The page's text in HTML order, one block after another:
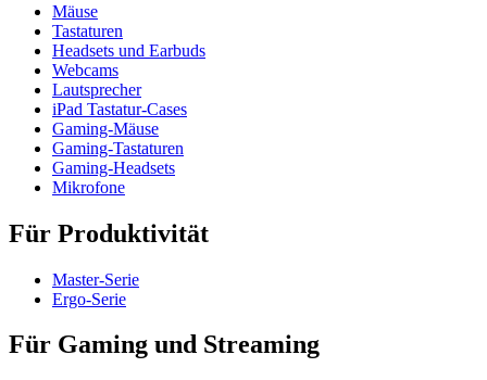
Mäuse
Tastaturen
Headsets und Earbuds
Webcams
Lautsprecher
iPad Tastatur-Cases
Gaming-Mäuse
Gaming-Tastaturen
Gaming-Headsets
Mikrofone
Für Produktivität
Master-Serie
Ergo-Serie
Für Gaming und Streaming